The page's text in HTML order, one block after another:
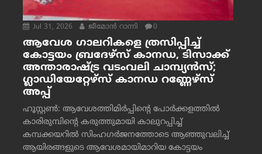
Jul 31, 2026 ജീമോന്‍ റാന്നി 0
ആവേശ ഗാലറികളെ ത്രസിപ്പിച്ച്
കോട്ടയം ബ്രദേഴ്‌സ് കാനഡ, ടിസാക്ക്
അന്താരാഷ്ട്ര വടംവലി ചാമ്പ്യന്‍സ്;
ഗ്ലാഡിയേറ്റേഴ്‌സ് കാനഡ റണ്ണേഴ്‌സ്
അപ്പ്
ഹൂസ്റ്റണ്‍: ആവേശത്തിമിര്‍പ്പിന്റെ പോര്‍ക്കളത്തില്‍
കാരിരുമ്പിന്റെ കരുത്തുമായി കാലുറപ്പിച്ച്
കമ്പക്കയറില്‍ സിംഹഗര്‍ജനത്തോടെ ആഞ്ഞുവലിച്ച്
ആയിരങ്ങളുടെ ആവേശമായിമാറിയ കോട്ടയം